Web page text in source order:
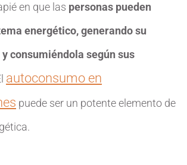
en que las personas pueden
energético, generando su
consumiéndola según sus
autoconsumo en
puede ser un potente elemento de